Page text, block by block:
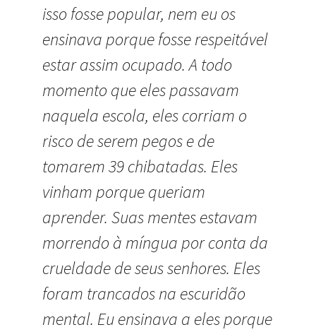
isso fosse popular, nem eu os
ensinava porque fosse respeitável
estar assim ocupado. A todo
momento que eles passavam
naquela escola, eles corriam o
risco de serem pegos e de
tomarem 39 chibatadas. Eles
vinham porque queriam
aprender. Suas mentes estavam
morrendo à míngua por conta da
crueldade de seus senhores. Eles
foram trancados na escuridão
mental. Eu ensinava a eles porque